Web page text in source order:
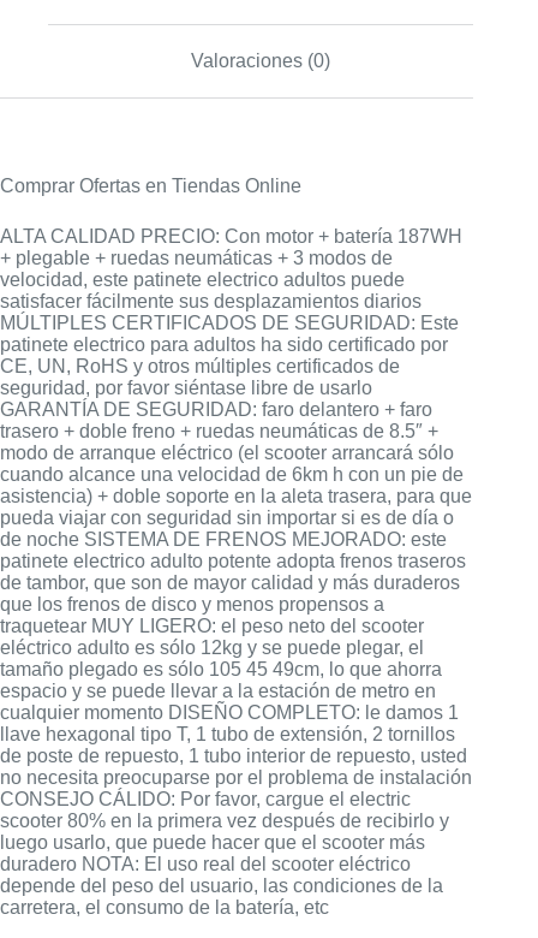
Valoraciones (0)
Comprar Ofertas en Tiendas Online
ALTA CALIDAD PRECIO: Con motor + batería 187WH
+ plegable + ruedas neumáticas + 3 modos de
velocidad, este patinete electrico adultos puede
satisfacer fácilmente sus desplazamientos diarios
MÚLTIPLES CERTIFICADOS DE SEGURIDAD: Este
patinete electrico para adultos ha sido certificado por
CE, UN, RoHS y otros múltiples certificados de
seguridad, por favor siéntase libre de usarlo
GARANTÍA DE SEGURIDAD: faro delantero + faro
trasero + doble freno + ruedas neumáticas de 8.5″ +
modo de arranque eléctrico (el scooter arrancará sólo
cuando alcance una velocidad de 6km h con un pie de
asistencia) + doble soporte en la aleta trasera, para que
pueda viajar con seguridad sin importar si es de día o
de noche SISTEMA DE FRENOS MEJORADO: este
patinete electrico adulto potente adopta frenos traseros
de tambor, que son de mayor calidad y más duraderos
que los frenos de disco y menos propensos a
traquetear MUY LIGERO: el peso neto del scooter
eléctrico adulto es sólo 12kg y se puede plegar, el
tamaño plegado es sólo 105 45 49cm, lo que ahorra
espacio y se puede llevar a la estación de metro en
cualquier momento DISEÑO COMPLETO: le damos 1
llave hexagonal tipo T, 1 tubo de extensión, 2 tornillos
de poste de repuesto, 1 tubo interior de repuesto, usted
no necesita preocuparse por el problema de instalación
CONSEJO CÁLIDO: Por favor, cargue el electric
scooter 80% en la primera vez después de recibirlo y
luego usarlo, que puede hacer que el scooter más
duradero NOTA: El uso real del scooter eléctrico
depende del peso del usuario, las condiciones de la
carretera, el consumo de la batería, etc